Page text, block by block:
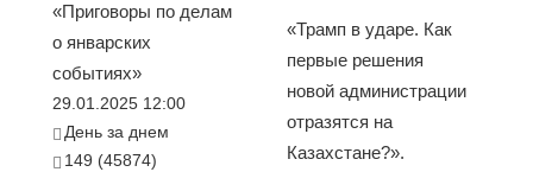
«Приговоры по делам
о январских
событиях»
29.01.2025 12:00
День за днем
149 (45874)
«Трамп в ударе. Как
первые решения
новой администрации
отразятся на
Казахстане?».